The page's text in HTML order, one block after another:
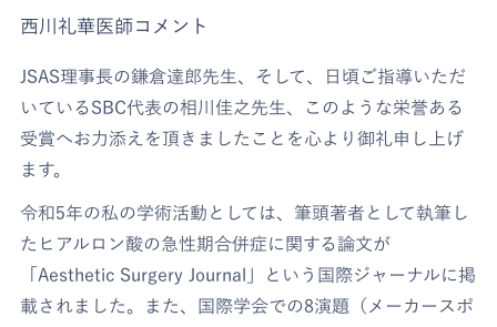
西川礼華医師コメント
JSAS理事長の鎌倉達郎先生、そして、日頃ご指導いただ
いているSBC代表の相川佳之先生、このような栄誉ある
受賞へお力添えを頂きましたことを心より御礼申し上げ
ます。
令和5年の私の学術活動としては、筆頭著者として執筆し
たヒアルロン酸の急性期合併症に関する論文が
「Aesthetic Surgery Journal」という国際ジャーナルに掲
載されました。また、国際学会での8演題（メーカースポ